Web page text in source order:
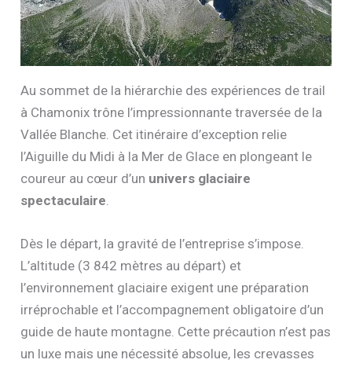
Au sommet de la hiérarchie des expériences de trail
à Chamonix trône l’impressionnante traversée de la
Vallée Blanche. Cet itinéraire d’exception relie
l’Aiguille du Midi à la Mer de Glace en plongeant le
coureur au cœur d’un univers glaciaire
spectaculaire
Dès le départ, la gravité de l’entreprise s’impose.
L’altitude (3 842 mètres au départ) et
l’environnement glaciaire exigent une préparation
irréprochable et l’accompagnement obligatoire d’un
guide de haute montagne. Cette précaution n’est pas
un luxe mais une nécessité absolue, les crevasses